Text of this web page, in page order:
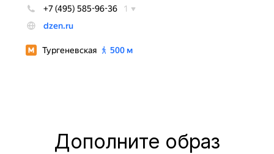
Дополните образ